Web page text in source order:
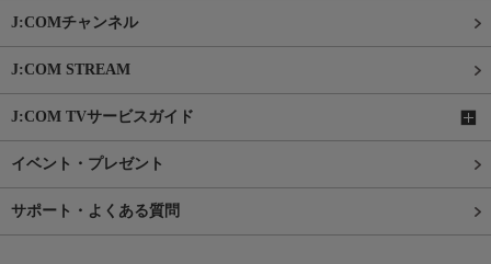
J:COMチャンネル
J:COM STREAM
J:COM TVサービスガイド
イベント・プレゼント
サポート・よくある質問